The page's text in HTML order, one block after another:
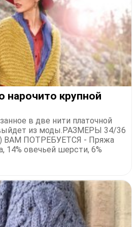
нарочито крупной
в две нити платочной
из моды.РАЗМЕРЫ 34/36
ВАМ ПОТРЕБУЕТСЯ - Пряжа
14% овечьей шерсти, 6%